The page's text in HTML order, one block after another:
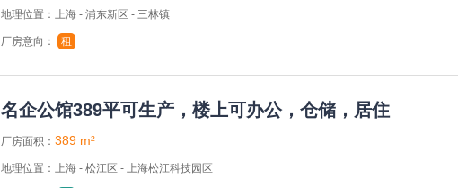
地理位置：上海 - 浦东新区 - 三林镇
厂房意向： 租
名企公馆389平可生产，楼上可办公，仓储，居住
厂房面积： 389 m²
地理位置：上海 - 松江区 - 上海松江科技园区